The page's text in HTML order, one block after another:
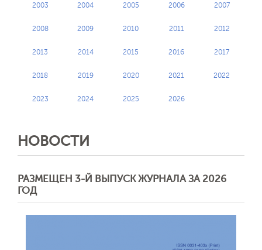
2003 2004 2005 2006 2007
2008 2009 2010 2011 2012
2013 2014 2015 2016 2017
2018 2019 2020 2021 2022
2023 2024 2025 2026
НОВОСТИ
РАЗМЕЩЕН 3-Й ВЫПУСК ЖУРНАЛА ЗА 2026
ГОД